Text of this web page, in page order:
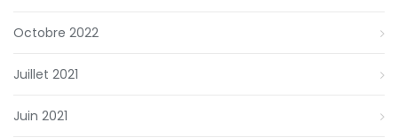
Octobre 2022
Juillet 2021
Juin 2021